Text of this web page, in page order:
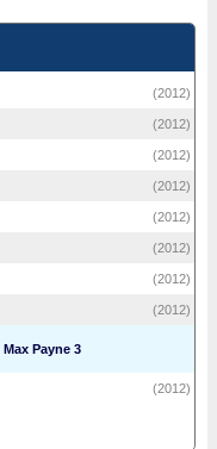
(2012)
(2012)
(2012)
(2012)
(2012)
(2012)
(2012)
(2012)
Payne 3
(2012)